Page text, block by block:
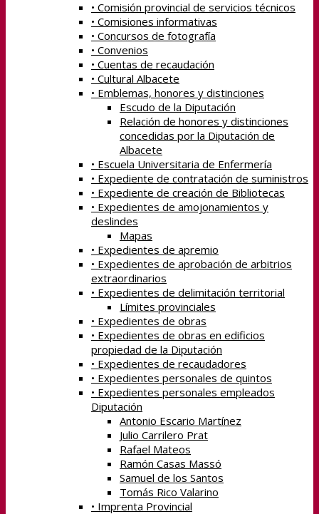
• Comisión provincial de servicios técnicos
• Comisiones informativas
• Concursos de fotografía
• Convenios
• Cuentas de recaudación
• Cultural Albacete
• Emblemas, honores y distinciones
Escudo de la Diputación
Relación de honores y distinciones
concedidas por la Diputación de
Albacete
• Escuela Universitaria de Enfermería
• Expediente de contratación de suministros
• Expediente de creación de Bibliotecas
• Expedientes de amojonamientos y
deslindes
Mapas
• Expedientes de apremio
• Expedientes de aprobación de arbitrios
extraordinarios
• Expedientes de delimitación territorial
Límites provinciales
• Expedientes de obras
• Expedientes de obras en edificios
propiedad de la Diputación
• Expedientes de recaudadores
• Expedientes personales de quintos
• Expedientes personales empleados
Diputación
Antonio Escario Martínez
Julio Carrilero Prat
Rafael Mateos
Ramón Casas Massó
Samuel de los Santos
Tomás Rico Valarino
• Imprenta Provincial